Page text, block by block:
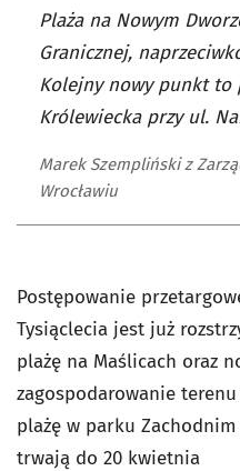
Plaża na Nowym
Granicznej,
Kolejny nowy punkt to
Królewiecka przy ul.
Marek Szempliński z
Wrocławiu
Postępowanie
Tysiąclecia jest już
plażę na Maślicach oraz
zagospodarowanie
plażę w parku
trwają do 20 kwietnia